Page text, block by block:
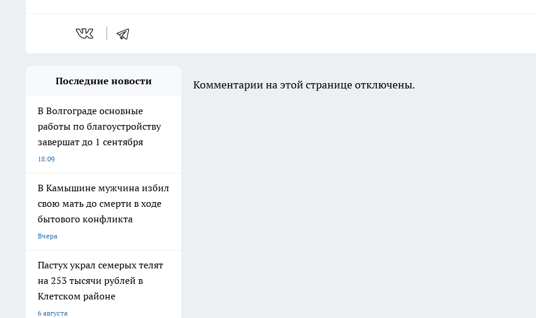
Последние новости
В Волгограде основные
работы по благоустройству
завершат до 1 сентября
18:09
В Камышине мужчина избил
свою мать до смерти в ходе
бытового конфликта
Вчера
Пастух украл семерых телят
на 253 тысячи рублей в
Клетском районе
6 августа
Комментарии на этой странице отключены.